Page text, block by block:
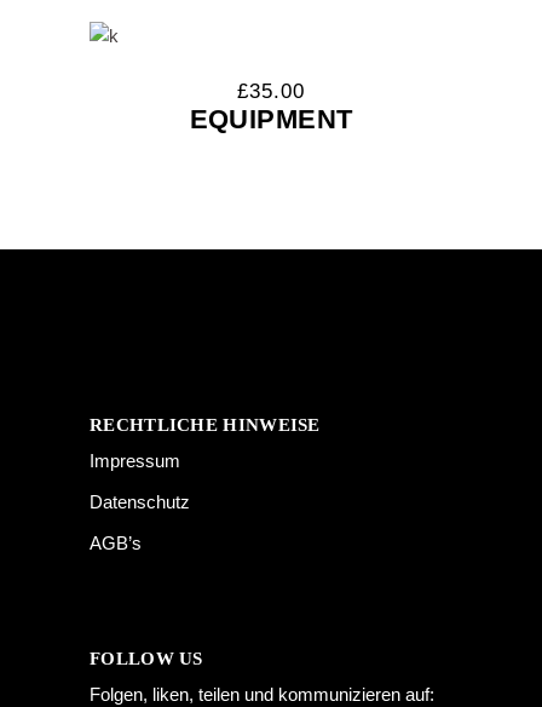
£35.00
EQUIPMENT
RECHTLICHE HINWEISE
Impressum
Datenschutz
AGB’s
FOLLOW US
Folgen, liken, teilen und kommunizieren auf: